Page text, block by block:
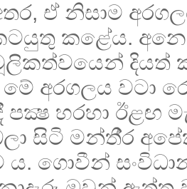
ඒ නිසාම
කළේය.
දියත්
අරගලය වටා
පක්‍ෂ හරහා ඊළඟ
සිටි මන්තී‍්‍ර
ය. ගොවීන්